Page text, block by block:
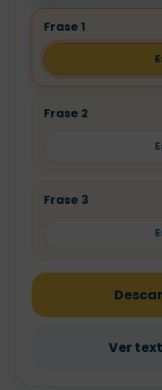
Frase 1
Frase 2
Frase 3
Ver